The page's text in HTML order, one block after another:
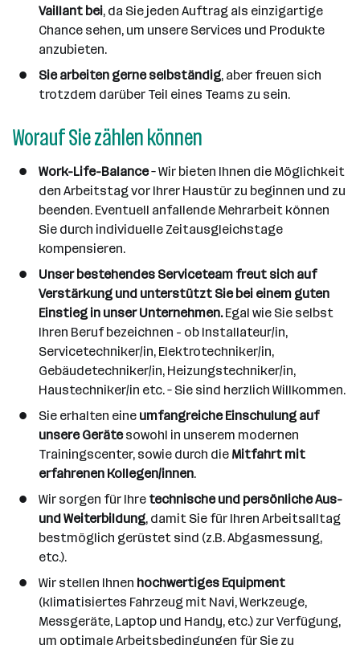
Vaillant bei, da Sie jeden Auftrag als einzigartige
Chance sehen, um unsere Services und Produkte
anzubieten.
Sie arbeiten gerne selbständig, aber freuen sich
trotzdem darüber Teil eines Teams zu sein.
Worauf Sie zählen können
Work-Life-Balance– Wir bieten Ihnen die Möglichkeit
den Arbeitstag vor Ihrer Haustür zu beginnen und zu
beenden. Eventuell anfallende Mehrarbeit können
Sie durch individuelle Zeitausgleichstage
kompensieren.
Unser bestehendes Serviceteam freut sich auf
Verstärkung und unterstützt Sie bei einem guten
Einstieg in unser Unternehmen.Egal wie Sie selbst
Ihren Beruf bezeichnen - ob Installateur/in,
Servicetechniker/in, Elektrotechniker/in,
Gebäudetechniker/in, Heizungstechniker/in,
Haustechniker/in etc. – Sie sind herzlich Willkommen.
Sie erhalten eine umfangreiche Einschulung auf
unsere Gerätesowohl in unserem modernen
Trainingscenter, sowie durch die Mitfahrt mit
erfahrenen Kollegen/innen.
Wir sorgen für Ihre technische und persönliche Aus-
und Weiterbildung, damit Sie für Ihren Arbeitsalltag
bestmöglich gerüstet sind (z.B. Abgasmessung,
etc.).
Wir stellen Ihnen hochwertiges Equipment
(klimatisiertes Fahrzeug mit Navi, Werkzeuge,
Messgeräte, Laptop und Handy, etc.) zur Verfügung,
um optimale Arbeitsbedingungen für Sie zu